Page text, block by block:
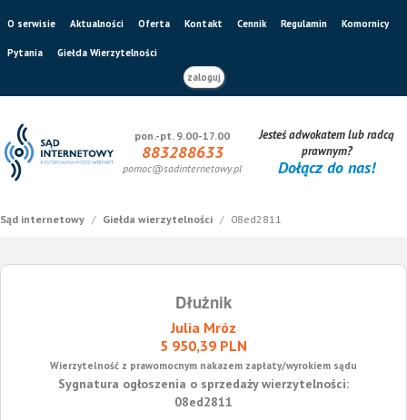
O serwisie Aktualności Oferta Kontakt Cennik Regulamin Komornicy
Pytania
Giełda Wierzytelności
zaloguj
pon.-pt. 9.00-17.00
883288633
pomoc@sadinternetowy.pl
Jesteś adwokatem lub radcą
prawnym?
Dołącz do nas!
Sąd internetowy / Giełda wierzytelności / 08ed2811
Dłużnik
Julia Mróz
5 950,39 PLN
Wierzytelność z prawomocnym nakazem zapłaty/wyrokiem sądu
Sygnatura ogłoszenia o sprzedaży wierzytelności:
08ed2811